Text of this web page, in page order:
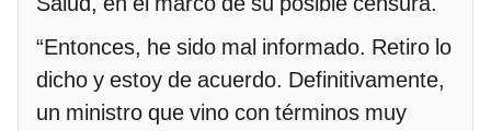
“Entonces, he sido mal informado. Retiro lo
dicho y estoy de acuerdo. Definitivamente,
un ministro que vino con términos muy